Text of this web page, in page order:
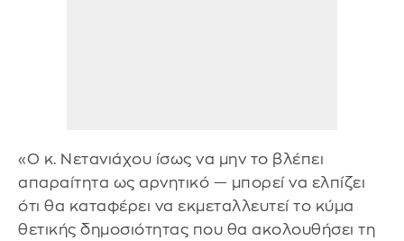
«Ο κ. Νετανιάχου ίσως να μην το βλέπει
απαραίτητα ως αρνητικό — μπορεί να ελπίζει
ότι θα καταφέρει να εκμεταλλευτεί το κύμα
θετικής δημοσιότητας που θα ακολουθήσει τη